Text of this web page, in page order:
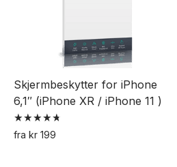
Skjermbeskytter for iPhone
6,1″ (iPhone XR / iPhone 11 )
Vurdert
4.77
fra kr 199